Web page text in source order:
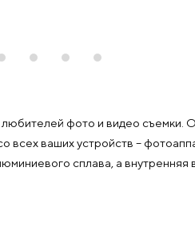
фото и видео съемки.
ваших устройств –
сплава, а